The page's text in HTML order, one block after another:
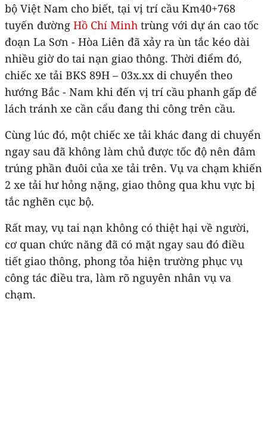
bộ Việt Nam cho biết, tại vị trí cầu Km40+768
tuyến đường Hồ Chí Minh trùng với dự án cao tốc
đoạn La Sơn - Hòa Liên đã xảy ra ùn tắc kéo dài
nhiều giờ do tai nạn giao thông. Thời điểm đó,
chiếc xe tải BKS 89H – 03x.xx di chuyển theo
hướng Bắc - Nam khi đến vị trí cầu phanh gấp để
lách tránh xe cần cẩu đang thi công trên cầu.
Cùng lúc đó, một chiếc xe tải khác đang di chuyển
ngay sau đã không làm chủ được tốc độ nên đâm
trúng phần đuôi của xe tải trên. Vụ va chạm khiến
2 xe tải hư hỏng nặng, giao thông qua khu vực bị
tắc nghẽn cục bộ.
Rất may, vụ tai nạn không có thiệt hại về người,
cơ quan chức năng đã có mặt ngay sau đó điều
tiết giao thông, phong tỏa hiện trường phục vụ
công tác điều tra, làm rõ nguyên nhân vụ va
chạm.